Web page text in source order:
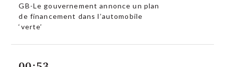
GB-Le gouvernement annonce un plan
de financement dans l’automobile
‘verte’